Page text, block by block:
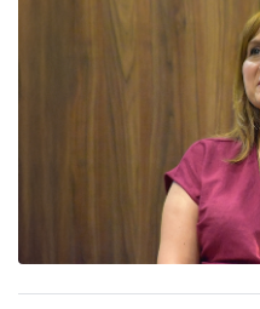
panorama integral del sector de
que “existen 1,500 marcas, de las
parte de la AMF, generando más
95 mil puntos de venta”.También
en México son de origen nacional,
plataforma del crecimiento para las
(Pymes). En este sentido, enfatizó
corporaciones internacionales,
forman parte del entorno
gimnasios o escuelas.La
objetivos de la asociación es
mediante esquemas de